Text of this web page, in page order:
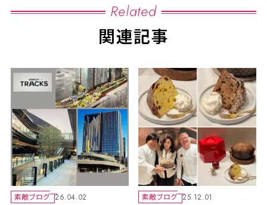
Related
関連記事
素敵ブログ 26.04.02 素敵ブログ 25.12.01